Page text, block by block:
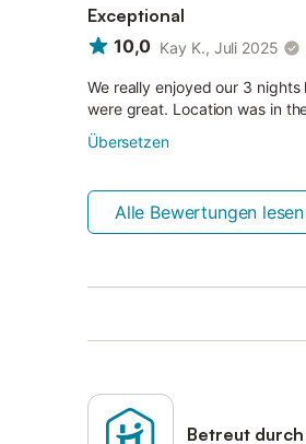
Exceptional
10,0 Kay K., Juli 2025
We really enjoyed our 3
were great. Location was in
Übersetzen
Alle Bewertungen lesen
Betreut durch